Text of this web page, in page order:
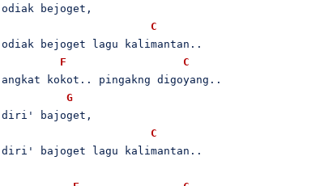
odiak bejoget,
C
odiak bejoget lagu kalimantan..
F
C
angkat kokot.. pingakng digoyang..
G
diri' bajoget,
C
diri' bajoget lagu kalimantan..